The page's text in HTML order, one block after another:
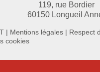
119, rue Bordier
60150 Longueil
| Mentions légales | Respect
cookies